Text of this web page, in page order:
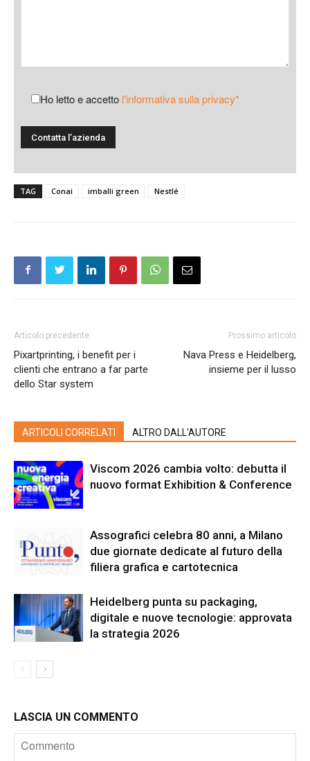
Ho letto e accetto l'informativa sulla privacy*
TAG Conai imballi green Nestlé
Articolo precedente
Pixartprinting, i benefit per i
clienti che entrano a far parte
dello Star system
Prossimo articolo
Nava Press e Heidelberg,
insieme per il lusso
ARTICOLI CORRELATI ALTRO DALL'AUTORE
Viscom 2026 cambia volto: debutta il
nuovo format Exhibition & Conference
Assografici celebra 80 anni, a Milano
due giornate dedicate al futuro della
filiera grafica e cartotecnica
Heidelberg punta su packaging,
digitale e nuove tecnologie: approvata
la strategia 2026
LASCIA UN COMMENTO